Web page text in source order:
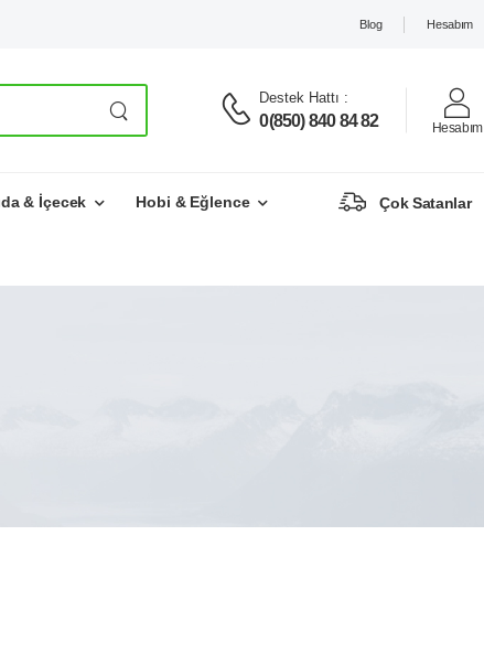
Blog Hesabım
Destek Hattı :
0(850) 840 84 82 Hesabım
& İçecek Hobi & Eğlence Çok Satanlar